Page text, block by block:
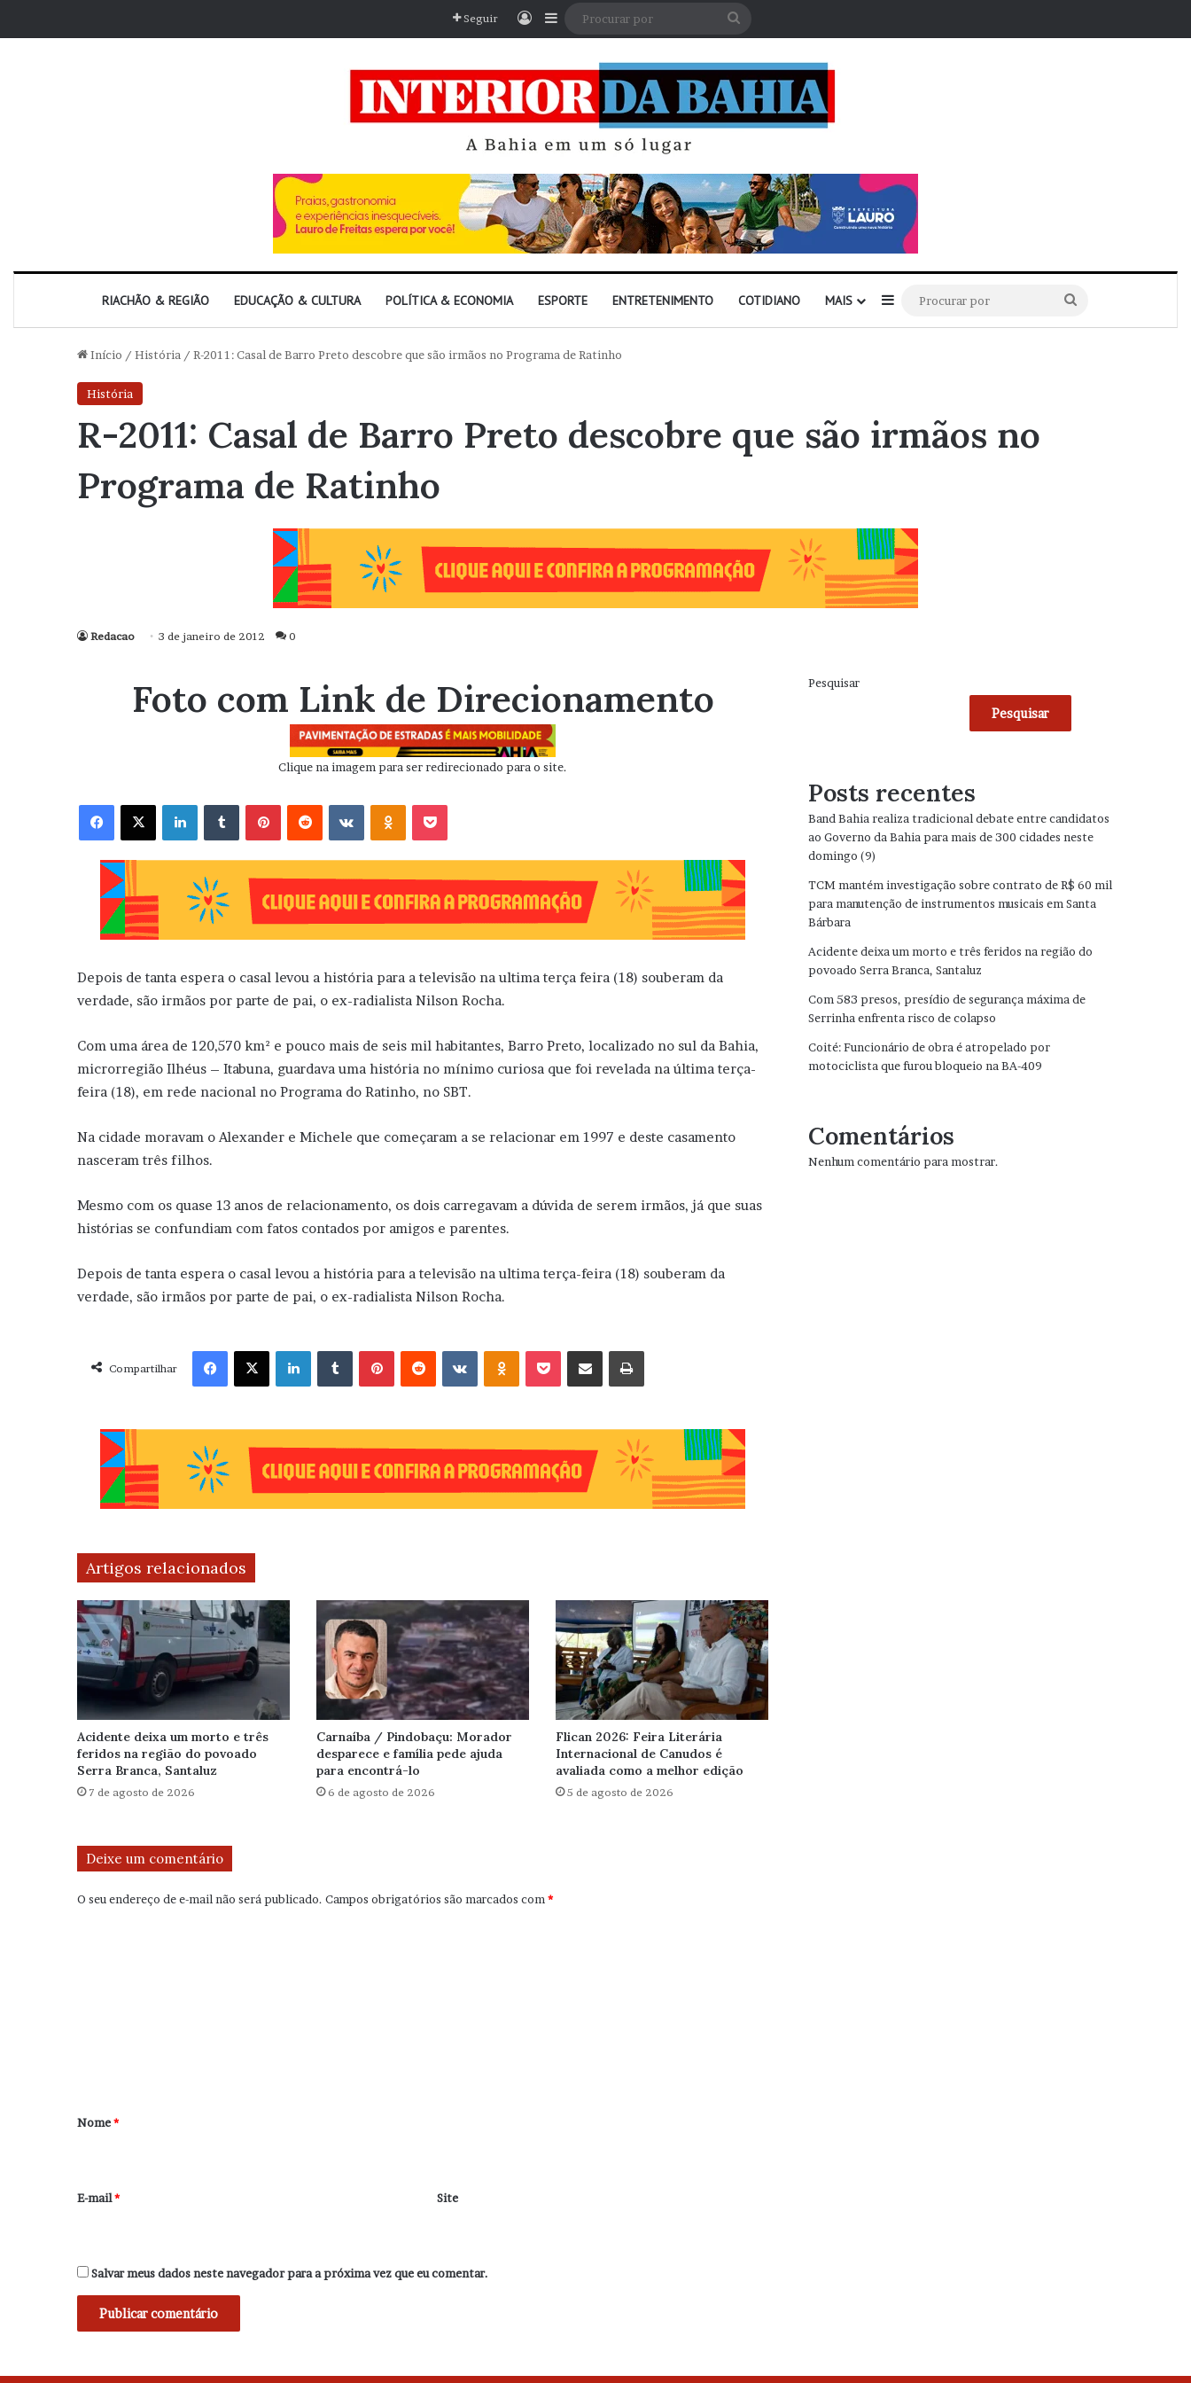
Seguir EntrarBarra Lateral
RIACHÃO & REGIÃO EDUCAÇÃO & CULTURA POLÍTICA & ECONOMIA ESPORTE ENTRETENIMENTO COTIDIANO MAIS Barra Lateral
por
Início / História / R-2011: Casal de Barro Preto descobre que são irmãos no Programa de Ratinho
História
R-2011: Casal de Barro Preto descobre que são irmãos no
Programa de Ratinho
Redacao 3 de janeiro de 2012 0
Foto com Link de Direcionamento
Clique na imagem para ser redirecionado para o site.
Facebook X Linkedin VK OK
Depois de tanta espera o casal levou a história para a televisão na ultima terça feira (18) souberam da
verdade, são irmãos por parte de pai, o ex-radialista Nilson Rocha.
Com uma área de 120,570 km² e pouco mais de seis mil habitantes, Barro Preto, localizado no sul da Bahia,
microrregião Ilhéus – Itabuna, guardava uma história no mínimo curiosa que foi revelada na última terça-
feira (18), em rede nacional no Programa do Ratinho, no SBT.
Na cidade moravam o Alexander e Michele que começaram a se relacionar em 1997 e deste casamento
nasceram três filhos.
Mesmo com os quase 13 anos de relacionamento, os dois carregavam a dúvida de serem irmãos, já que suas
histórias se confundiam com fatos contados por amigos e parentes.
Depois de tanta espera o casal levou a história para a televisão na ultima terça-feira (18) souberam da
verdade, são irmãos por parte de pai, o ex-radialista Nilson Rocha.
Compartilhar
Facebook X Linkedin VK OK
Artigos relacionados
Acidente deixa um morto e três
feridos na região do povoado
Serra Branca, Santaluz
7 de agosto de 2026
Carnaíba / Pindobaçu: Morador
desparece e família pede ajuda
para encontrá-lo
6 de agosto de 2026
Flican 2026: Feira Literária
Internacional de Canudos é
avaliada como a melhor edição
5 de agosto de 2026
Deixe um comentário
O seu endereço de e-mail não será publicado. Campos obrigatórios são marcados com*
r
*
Nome*
E-mail* Site
Salvar meus dados neste navegador para a próxima vez que eu comentar.
Pesquisar
Pesquisar
Posts recentes
Band Bahia realiza tradicional debate entre candidatos
ao Governo da Bahia para mais de 300 cidades neste
domingo (9)
TCM mantém investigação sobre contrato de R$ 60 mil
para manutenção de instrumentos musicais em Santa
Bárbara
Acidente deixa um morto e três feridos na região do
povoado Serra Branca, Santaluz
Com 583 presos, presídio de segurança máxima de
Serrinha enfrenta risco de colapso
Coité: Funcionário de obra é atropelado por
motociclista que furou bloqueio na BA-409
Comentários
Nenhum comentário para mostrar.